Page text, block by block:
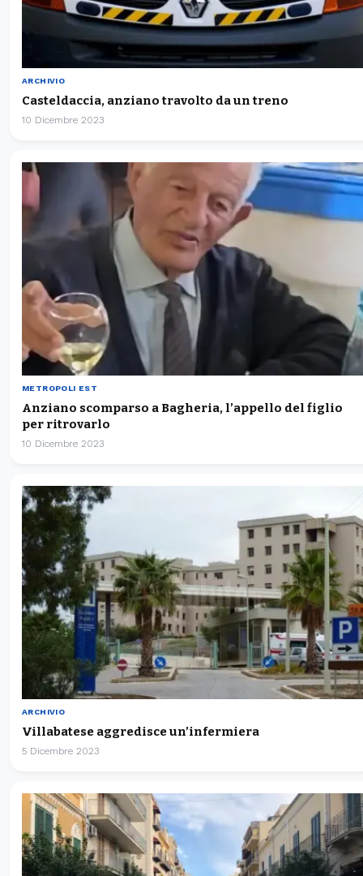
ARCHIVIO
Casteldaccia, anziano travolto da un treno
10 Dicembre 2023
METROPOLI EST
Anziano scomparso a Bagheria, l’appello del figlio
per ritrovarlo
10 Dicembre 2023
ARCHIVIO
Villabatese aggredisce un’infermiera
5 Dicembre 2023